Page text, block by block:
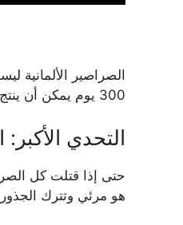
300 يوم يمكن أن ينتج كيس بيض واحد أكثر من 100,000 صرصور في عام واحد. وهذا يعني أن تجاهل بضع بيضات فقط يمكن أن يعيد الإصابة بقوة خلال أسابيع قليلة.
التحدي الأكبر:
حتى إذا قتلت كل
هو مرئي وتترك